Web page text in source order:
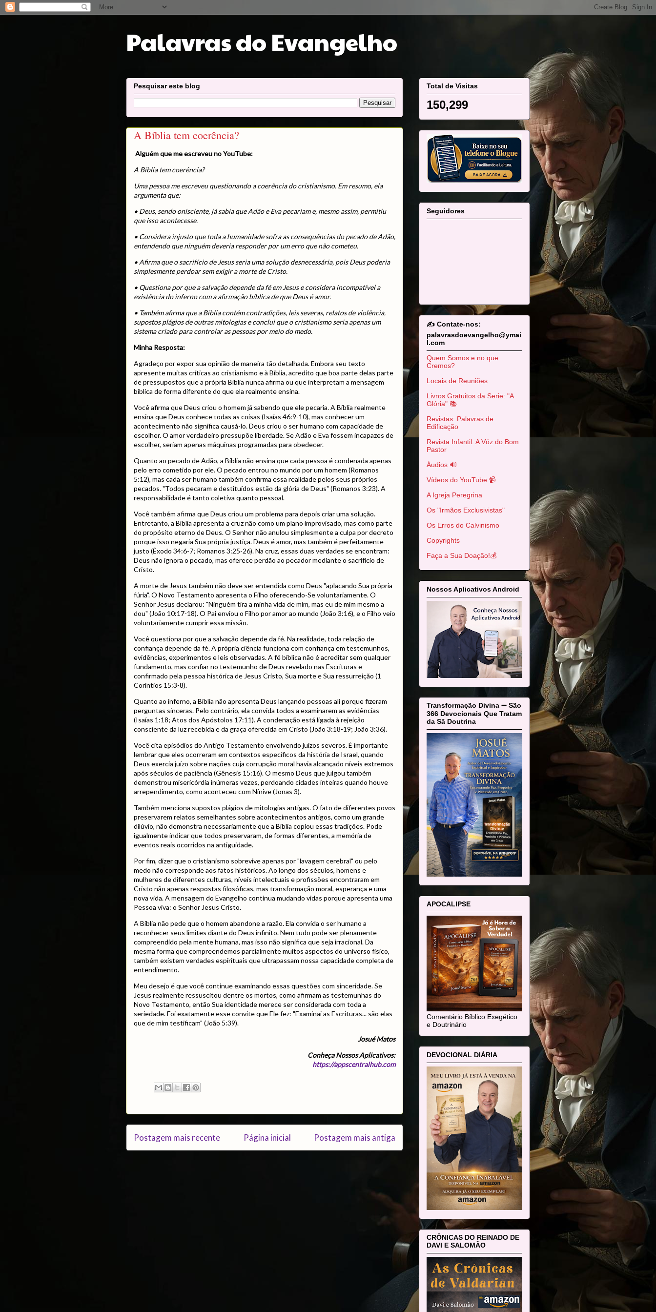
Palavras do Evangelho
Pesquisar este blog
A Bíblia tem coerência?
Alguém que me escreveu no YouTube:
A Bíblia tem coerência?
Uma pessoa me escreveu questionando a coerência do cristianismo. Em resumo, ela
argumenta que:
• Deus, sendo onisciente, já sabia que Adão e Eva pecariam e, mesmo assim, permitiu
que isso acontecesse.
• Considera injusto que toda a humanidade sofra as consequências do pecado de Adão,
entendendo que ninguém deveria responder por um erro que não cometeu.
• Afirma que o sacrifício de Jesus seria uma solução desnecessária, pois Deus poderia
simplesmente perdoar sem exigir a morte de Cristo.
• Questiona por que a salvação depende da fé em Jesus e considera incompatível a
existência do inferno com a afirmação bíblica de que Deus é amor.
• Também afirma que a Bíblia contém contradições, leis severas, relatos de violência,
supostos plágios de outras mitologias e conclui que o cristianismo seria apenas um
sistema criado para controlar as pessoas por meio do medo.
Minha Resposta:
Agradeço por expor sua opinião de maneira tão detalhada. Embora seu texto
apresente muitas críticas ao cristianismo e à Bíblia, acredito que boa parte delas parte
de pressupostos que a própria Bíblia nunca afirma ou que interpretam a mensagem
bíblica de forma diferente do que ela realmente ensina.
Você afirma que Deus criou o homem já sabendo que ele pecaria. A Bíblia realmente
ensina que Deus conhece todas as coisas (Isaías 46:9-10), mas conhecer um
acontecimento não significa causá-lo. Deus criou o ser humano com capacidade de
escolher. O amor verdadeiro pressupõe liberdade. Se Adão e Eva fossem incapazes de
escolher, seriam apenas máquinas programadas para obedecer.
Quanto ao pecado de Adão, a Bíblia não ensina que cada pessoa é condenada apenas
pelo erro cometido por ele. O pecado entrou no mundo por um homem (Romanos
5:12), mas cada ser humano também confirma essa realidade pelos seus próprios
pecados. "Todos pecaram e destituídos estão da glória de Deus" (Romanos 3:23). A
responsabilidade é tanto coletiva quanto pessoal.
Você também afirma que Deus criou um problema para depois criar uma solução.
Entretanto, a Bíblia apresenta a cruz não como um plano improvisado, mas como parte
do propósito eterno de Deus. O Senhor não anulou simplesmente a culpa por decreto
porque isso negaria Sua própria justiça. Deus é amor, mas também é perfeitamente
justo (Êxodo 34:6-7; Romanos 3:25-26). Na cruz, essas duas verdades se encontram:
Deus não ignora o pecado, mas oferece perdão ao pecador mediante o sacrifício de
Cristo.
A morte de Jesus também não deve ser entendida como Deus "aplacando Sua própria
fúria". O Novo Testamento apresenta o Filho oferecendo-Se voluntariamente. O
Senhor Jesus declarou: "Ninguém tira a minha vida de mim, mas eu de mim mesmo a
dou" (João 10:17-18). O Pai enviou o Filho por amor ao mundo (João 3:16), e o Filho veio
voluntariamente cumprir essa missão.
Você questiona por que a salvação depende da fé. Na realidade, toda relação de
confiança depende da fé. A própria ciência funciona com confiança em testemunhos,
evidências, experimentos e leis observadas. A fé bíblica não é acreditar sem qualquer
fundamento, mas confiar no testemunho de Deus revelado nas Escrituras e
confirmado pela pessoa histórica de Jesus Cristo, Sua morte e Sua ressurreição (1
Coríntios 15:3-8).
Quanto ao inferno, a Bíblia não apresenta Deus lançando pessoas ali porque fizeram
perguntas sinceras. Pelo contrário, ela convida todos a examinarem as evidências
(Isaías 1:18; Atos dos Apóstolos 17:11). A condenação está ligada à rejeição
consciente da luz recebida e da graça oferecida em Cristo (João 3:18-19; João 3:36).
Você cita episódios do Antigo Testamento envolvendo juízos severos. É importante
lembrar que eles ocorreram em contextos específicos da história de Israel, quando
Deus exercia juízo sobre nações cuja corrupção moral havia alcançado níveis extremos
após séculos de paciência (Gênesis 15:16). O mesmo Deus que julgou também
demonstrou misericórdia inúmeras vezes, perdoando cidades inteiras quando houve
arrependimento, como aconteceu com Nínive (Jonas 3).
Também menciona supostos plágios de mitologias antigas. O fato de diferentes povos
preservarem relatos semelhantes sobre acontecimentos antigos, como um grande
dilúvio, não demonstra necessariamente que a Bíblia copiou essas tradições. Pode
igualmente indicar que todos preservaram, de formas diferentes, a memória de
eventos reais ocorridos na antiguidade.
Por fim, dizer que o cristianismo sobrevive apenas por "lavagem cerebral" ou pelo
medo não corresponde aos fatos históricos. Ao longo dos séculos, homens e
mulheres de diferentes culturas, níveis intelectuais e profissões encontraram em
Cristo não apenas respostas filosóficas, mas transformação moral, esperança e uma
nova vida. A mensagem do Evangelho continua mudando vidas porque apresenta uma
Pessoa viva: o Senhor Jesus Cristo.
A Bíblia não pede que o homem abandone a razão. Ela convida o ser humano a
reconhecer seus limites diante do Deus infinito. Nem tudo pode ser plenamente
compreendido pela mente humana, mas isso não significa que seja irracional. Da
mesma forma que compreendemos parcialmente muitos aspectos do universo físico,
também existem verdades espirituais que ultrapassam nossa capacidade completa de
entendimento.
Meu desejo é que você continue examinando essas questões com sinceridade. Se
Jesus realmente ressuscitou dentre os mortos, como afirmam as testemunhas do
Novo Testamento, então Sua identidade merece ser considerada com toda a
seriedade. Foi exatamente esse convite que Ele fez: "Examinai as Escrituras... são elas
que de mim testificam" (João 5:39).
Josué Matos
Conheça Nossos Aplicativos:
https://appscentralhub.com
Postagem mais recente Postagem mais antiga
Página inicial
Total de Visitas
150,299
Seguidores
✍️ Contate-nos:
palavrasdoevangelho@ymai
l.com
Quem Somos e no que
Cremos?
Locais de Reuniões
Livros Gratuitos da Serie: "A
Glória" 📚
Revistas: Palavras de
Edificação
Revista Infantil: A Vóz do Bom
Pastor
Áudios 🔊
Vídeos do YouTube 📹
A Igreja Peregrina
Os "Irmãos Exclusivistas"
Os Erros do Calvinismo
Copyrights
Faça a Sua Doação!💰
Nossos Aplicativos Android
Transformação Divina ➖ São
366 Devocionais Que Tratam
da Sã Doutrina
APOCALIPSE
Comentário Bíblico Exegético
e Doutrinário
DEVOCIONAL DIÁRIA
CRÔNICAS DO REINADO DE
DAVI E SALOMÃO